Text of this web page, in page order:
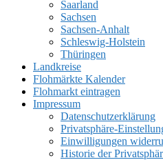
Saarland
Sachsen
Sachsen-Anhalt
Schleswig-Holstein
Thüringen
Landkreise
Flohmärkte Kalender
Flohmarkt eintragen
Impressum
Datenschutzerklärung
Privatsphäre-
Einwilligungen
Historie der